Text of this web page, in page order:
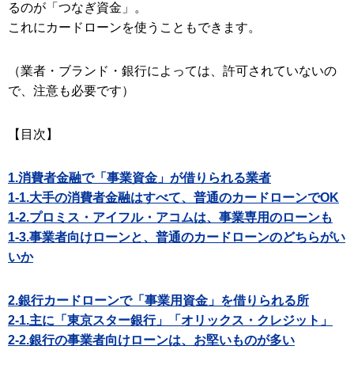
るのが「つなぎ資金」。
これにカードローンを使うこともできます。
（業者・ブランド・銀行によっては、許可されていないの
で、注意も必要です）
【目次】
1.消費者金融で「事業資金」が借りられる業者
1-1.大手の消費者金融はすべて、普通のカードローンでOK
1-2.プロミス・アイフル・アコムは、事業専用のローンも
1-3.事業者向けローンと、普通のカードローンのどちらがい
いか
2.銀行カードローンで「事業用資金」を借りられる所
2-1.主に「東京スター銀行」「オリックス・クレジット」
2-2.銀行の事業者向けローンは、お堅いものが多い